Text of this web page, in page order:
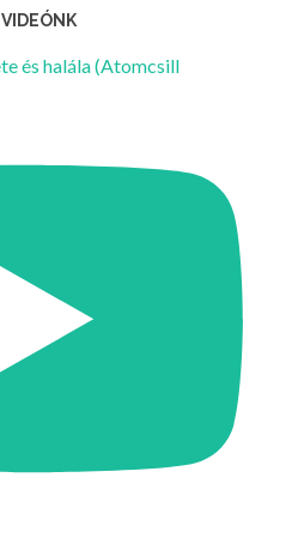
és halála (Atomcsill